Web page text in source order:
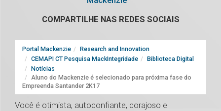
COMPARTILHE NAS REDES SOCIAIS
Portal Mackenzie
Research and Innovation
CEMAPI CT Pesquisa MackIntegridade
Biblioteca Digital
Notícias
Aluno do Mackenzie é selecionado para próxima fase do
Empreenda Santander 2K17
Você é otimista, autoconfiante, corajoso e